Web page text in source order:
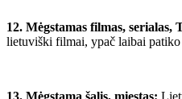
12. Mėgstamas filmas, serialas,
lietuviški filmai, ypač laibai
13. Mėgstama šalis, miestas: